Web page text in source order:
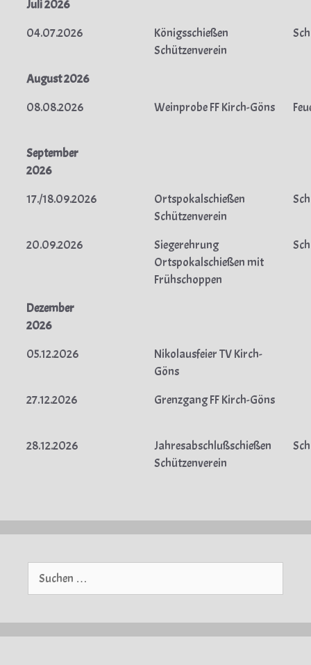
Juli 2026
04.07.2026
Königsschießen
Schützenverein
August 2026
08.08.2026
Weinprobe FF Kirch-Göns
September
2026
17./18.09.2026
Ortspokalschießen
Schützenverein
20.09.2026
Siegerehrung
Ortspokalschießen mit
Frühschoppen
Dezember
2026
05.12.2026
Nikolausfeier TV Kirch-
Göns
27.12.2026
Grenzgang FF Kirch-Göns
28.12.2026
Jahresabschlußschießen
Schützenverein
Suche